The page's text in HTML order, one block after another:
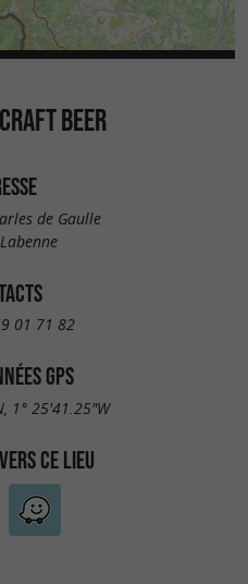
BEER
de Gaulle
01 71 82
GPS
1° 25'41.25"W
CE LIEU